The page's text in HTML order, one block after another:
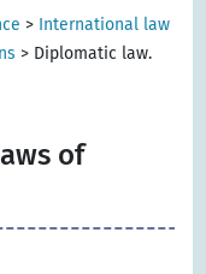
> International law
> Diplomatic law.
of